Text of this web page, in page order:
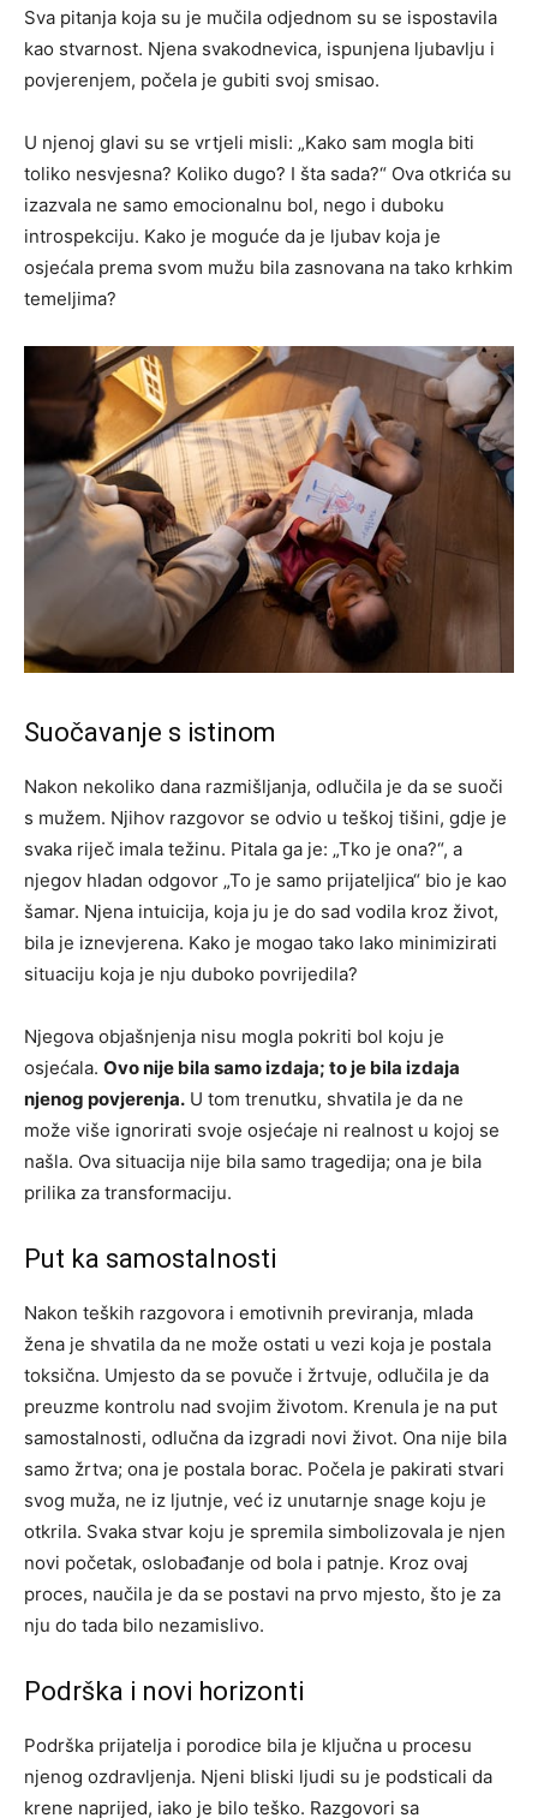
Sva pitanja koja su je mučila odjednom su se ispostavila
kao stvarnost. Njena svakodnevica, ispunjena ljubavlju i
povjerenjem, počela je gubiti svoj smisao.
U njenoj glavi su se vrtjeli misli: „Kako sam mogla biti
toliko nesvjesna? Koliko dugo? I šta sada?“ Ova otkrića su
izazvala ne samo emocionalnu bol, nego i duboku
introspekciju. Kako je moguće da je ljubav koja je
osjećala prema svom mužu bila zasnovana na tako krhkim
temeljima?
Suočavanje s istinom
Nakon nekoliko dana razmišljanja, odlučila je da se suoči
s mužem. Njihov razgovor se odvio u teškoj tišini, gdje je
svaka riječ imala težinu. Pitala ga je: „Tko je ona?“, a
njegov hladan odgovor „To je samo prijateljica“ bio je kao
šamar. Njena intuicija, koja ju je do sad vodila kroz život,
bila je iznevjerena. Kako je mogao tako lako minimizirati
situaciju koja je nju duboko povrijedila?
Njegova objašnjenja nisu mogla pokriti bol koju je
osjećala. Ovo nije bila samo izdaja; to je bila izdaja
njenog povjerenja. U tom trenutku, shvatila je da ne
može više ignorirati svoje osjećaje ni realnost u kojoj se
našla. Ova situacija nije bila samo tragedija; ona je bila
prilika za transformaciju.
Put ka samostalnosti
Nakon teških razgovora i emotivnih previranja, mlada
žena je shvatila da ne može ostati u vezi koja je postala
toksična. Umjesto da se povuče i žrtvuje, odlučila je da
preuzme kontrolu nad svojim životom. Krenula je na put
samostalnosti, odlučna da izgradi novi život. Ona nije bila
samo žrtva; ona je postala borac. Počela je pakirati stvari
svog muža, ne iz ljutnje, već iz unutarnje snage koju je
otkrila. Svaka stvar koju je spremila simbolizovala je njen
novi početak, oslobađanje od bola i patnje. Kroz ovaj
proces, naučila je da se postavi na prvo mjesto, što je za
nju do tada bilo nezamislivo.
Podrška i novi horizonti
Podrška prijatelja i porodice bila je ključna u procesu
njenog ozdravljenja. Njeni bliski ljudi su je podsticali da
krene naprijed, iako je bilo teško. Razgovori sa